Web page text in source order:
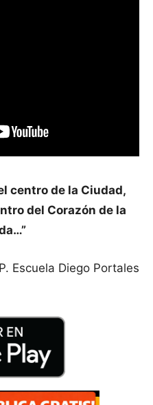
centro de la Ciudad,
del Corazón de la
Escuela Diego Portales